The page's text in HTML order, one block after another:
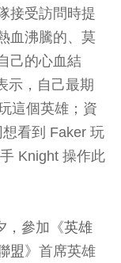
接受訪問時提
血沸騰的、莫
己的心血結
示，自己最期
這個英雄；資
看到 Faker 玩
Knight 操作此
，參加《英雄
盟》首席英雄